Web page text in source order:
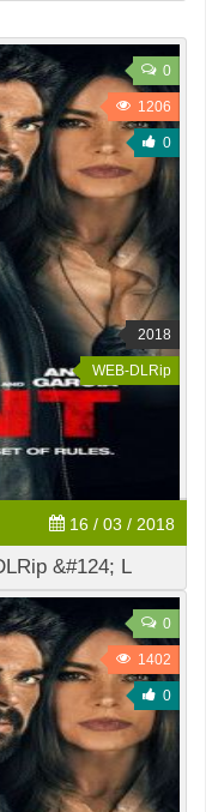
0
1206
0
2018
WEB-DLRip
16 / 03 / 2018
&#124; L
0
1402
0